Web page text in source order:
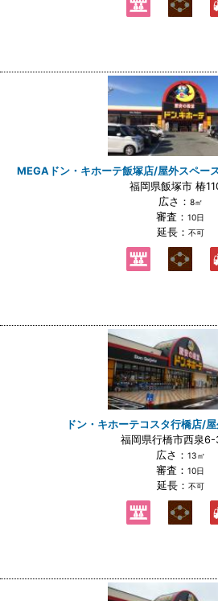
MEGAドン・キホーテ飯塚店/屋外スペー
福岡県飯塚市 椿
広さ： 8㎡
審査： 10日
延長： 不可
ドン・キホーテコスタ行橋店/
福岡県行橋市西泉
広さ： 13㎡
審査： 10日
延長： 不可